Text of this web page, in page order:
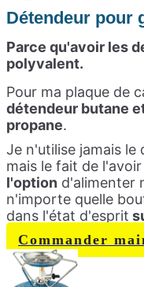
Détendeur pour
Parce qu'avoir les
polyvalent.
Pour ma plaque de
détendeur butane
propane.
Je n'utilise jamais le
mais le fait de
l'option d'alimenter
n'importe quelle
dans l'état d'esprit
Commander